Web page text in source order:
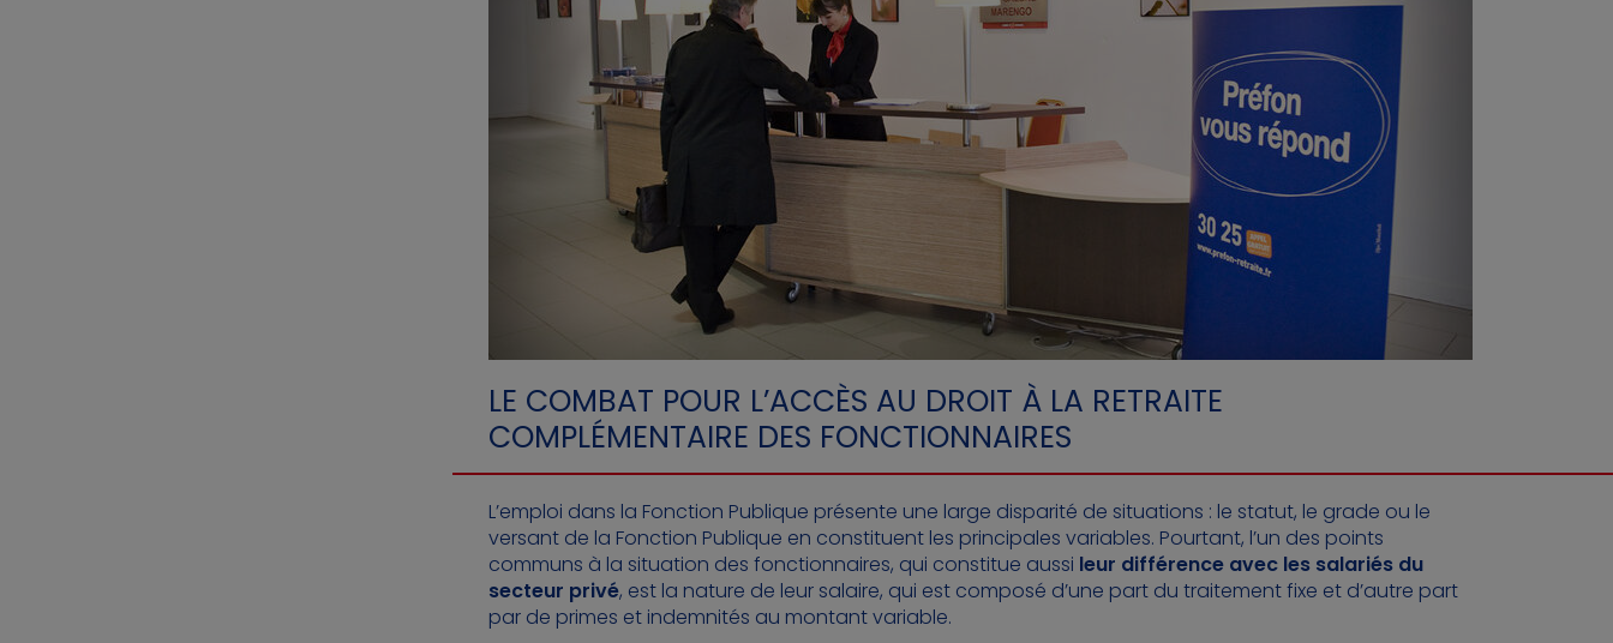
LE COMBAT POUR L’ACCÈS AU DROIT À LA RETRAITE
COMPLÉMENTAIRE DES FONCTIONNAIRES
L’emploi dans la Fonction Publique présente une large disparité de situations : le statut, le grade ou le
versant de la Fonction Publique en constituent les principales variables. Pourtant, l’un des points
communs à la situation des fonctionnaires, qui constitue aussi leur différence avec les salariés du
secteur privé, est la nature de leur salaire, qui est composé d’une part du traitement fixe et d’autre part
par de primes et indemnités au montant variable.